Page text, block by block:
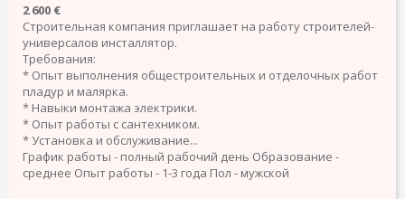
2 600 €
Строительная компания приглашает на работу строителей-
универсалов инсталлятор.
Требования:
* Опыт выполнения общестроительных и отделочных работ
пладур и малярка.
* Навыки монтажа электрики.
* Опыт работы с сантехником.
* Установка и обслуживание...
График работы - полный рабочий день Образование -
среднее Опыт работы - 1-3 года Пол - мужской